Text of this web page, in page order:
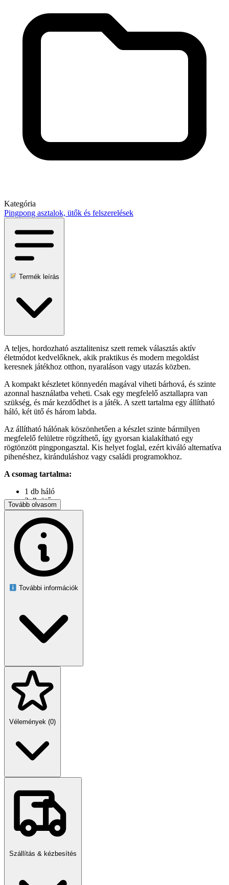
Kategória
Pingpong asztalok, ütők és felszerelések
Termék leírás
A teljes, hordozható asztalitenisz szett remek választás aktív
életmódot kedvelőknek, akik praktikus és modern megoldást
keresnek játékhoz otthon, nyaraláson vagy utazás közben.
A kompakt készletet könnyedén magával viheti bárhová, és szinte
azonnal használatba veheti. Csak egy megfelelő asztallapra van
szükség, és már kezdődhet is a játék. A szett tartalma egy állítható
háló, két ütő és három labda.
Az állítható hálónak köszönhetően a készlet szinte bármilyen
megfelelő felületre rögzíthető, így gyorsan kialakítható egy
rögtönzött pingpongasztal. Kis helyet foglal, ezért kiváló alternatíva
pihenéshez, kiránduláshoz vagy családi programokhoz.
A csomag tartalma:
1 db háló
2 db ütő
3 db labda
Ez a szett kiváló választás az asztalitenisz világával most ismerkedők
számára, de fiataloknak és idősebbeknek egyaránt jó szórakozást
nyújt.
A háló legfeljebb 5 cm vastag és 170 cm széles asztallapokra
rögzíthető. A háló magassága 13,5 cm. Az ütők és a labdák
Tovább olvasom
További információk
Vélemények (0)
Szállítás & kézbesítés